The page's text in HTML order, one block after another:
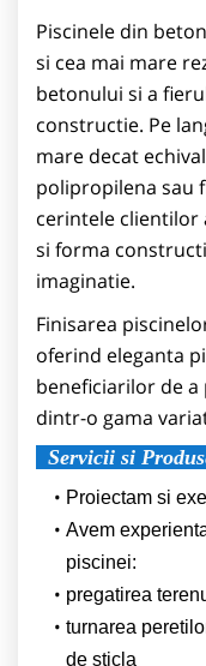
Piscinele din
si cea mai mare
betonului si a
constructie. Pe
mare decat
polipropilena sau
cerintele clientilor
si forma
imaginatie.
Finisarea
oferind eleganta
beneficiarilor de
dintr-o gama
Servicii si
Proiectam si
Avem
piscinei:
pregatirea
turnarea
de sticla